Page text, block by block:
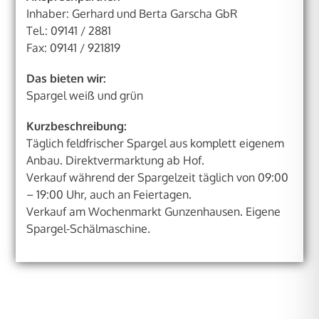
Inhaber: Gerhard und Berta Garscha GbR
Tel.: 09141 / 2881
Fax: 09141 / 921819
Das bieten wir:
Spargel weiß und grün
Kurzbeschreibung:
Täglich feldfrischer Spargel aus komplett eigenem
Anbau. Direktvermarktung ab Hof.
Verkauf während der Spargelzeit täglich von 09:00
– 19:00 Uhr, auch an Feiertagen.
Verkauf am Wochenmarkt Gunzenhausen. Eigene
Spargel-Schälmaschine.